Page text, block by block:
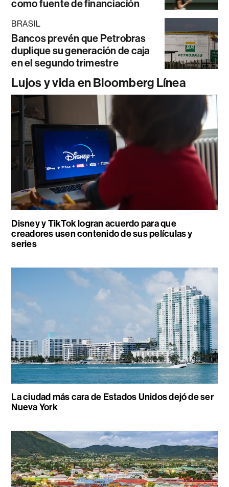
como fuente de financiación
BRASIL
Bancos prevén que Petrobras
duplique su generación de caja
en el segundo trimestre
Lujos y vida en Bloomberg Línea
Disney y TikTok logran acuerdo para que
creadores usen contenido de sus películas y
series
La ciudad más cara de Estados Unidos dejó de ser
Nueva York